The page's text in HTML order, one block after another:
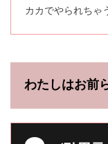
カカでやられちゃ
わたしはお前